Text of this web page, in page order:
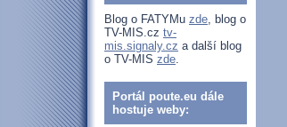
Blog o FATYMu zde, blog o
TV-MIS.cz tv-
mis.signaly.cz a další blog
o TV-MIS zde.
Portál poute.eu dále
hostuje weby: